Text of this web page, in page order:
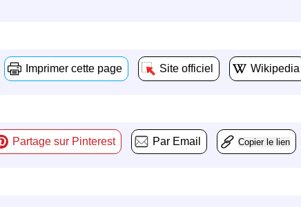
Imprimer cette page Site officiel Wikipedia
Partage sur Pinterest Par Email Copier le lien